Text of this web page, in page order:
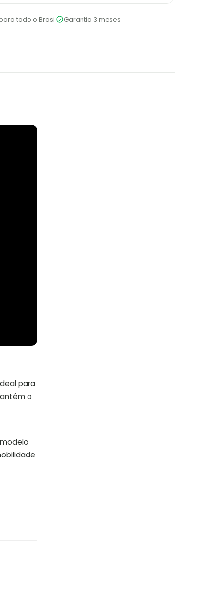
todo o Brasil Garantia 3 meses
para
o